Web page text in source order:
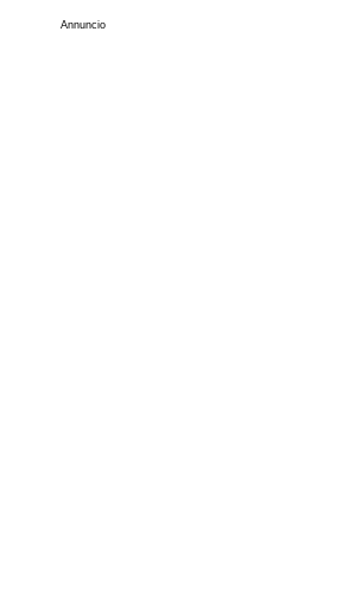
Annuncio